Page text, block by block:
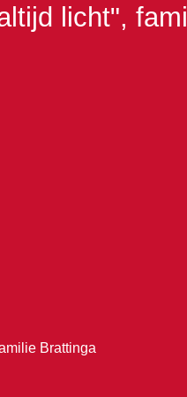
licht",
Brattinga